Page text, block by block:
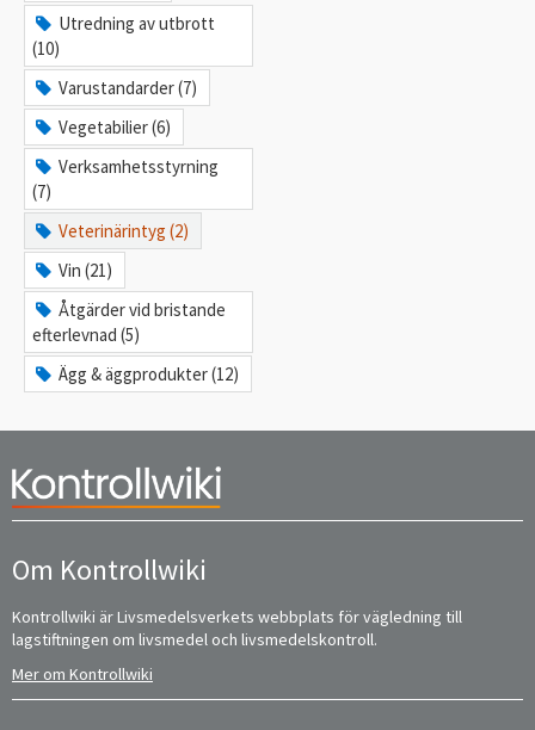
Utredning av utbrott
(10)
Varustandarder (7)
Vegetabilier (6)
Verksamhetsstyrning
(7)
Veterinärintyg (2)
Vin (21)
Åtgärder vid bristande
efterlevnad (5)
Ägg & äggprodukter (12)
Om Kontrollwiki
Kontrollwiki är Livsmedelsverkets webbplats för vägledning till
lagstiftningen om livsmedel och livsmedelskontroll.
Mer om Kontrollwiki